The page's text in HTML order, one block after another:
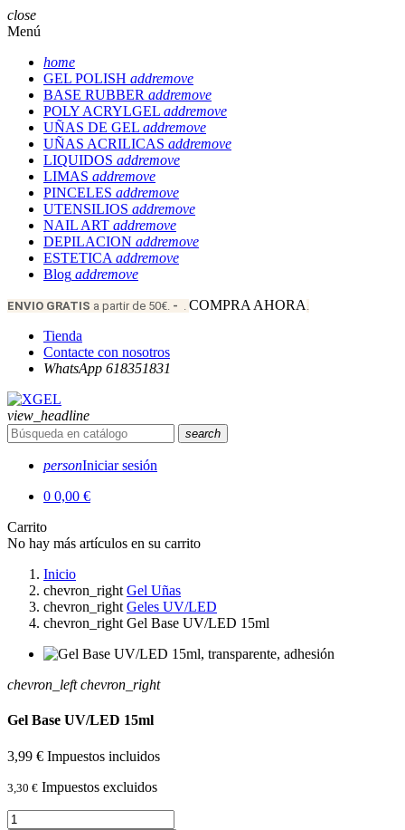
close
Menú
home
GEL POLISH addremove
BASE RUBBER addremove
POLY ACRYLGEL addremove
UÑAS DE GEL addremove
UÑAS ACRILICAS addremove
LIQUIDOS addremove
LIMAS addremove
PINCELES addremove
UTENSILIOS addremove
NAIL ART addremove
DEPILACION addremove
ESTETICA addremove
Blog addremove
ENVIO GRATIS a partir de 50€. - . COMPRA AHORA .
Tienda
Contacte con nosotros
WhatsApp 618351831
view_headline
search
personIniciar sesión
0 0,00 €
Carrito
No hay más artículos en su carrito
Inicio
chevron_right Gel Uñas
chevron_right Geles UV/LED
chevron_right Gel Base UV/LED 15ml
chevron_left chevron_right
Gel Base UV/LED 15ml
3,99 € Impuestos incluidos
3,30 € Impuestos excluidos